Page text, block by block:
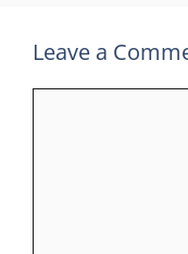
Leave a